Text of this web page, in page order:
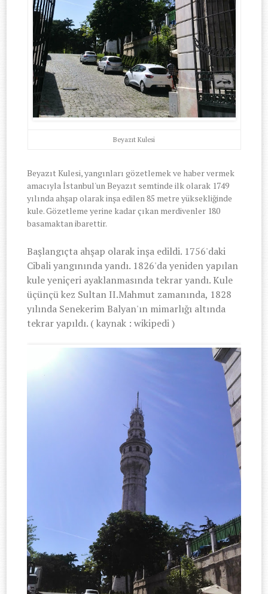
Beyazıt Kulesi
Beyazıt Kulesi, yangınları gözetlemek ve haber vermek
amacıyla İstanbul'un Beyazıt semtinde ilk olarak 1749
yılında ahşap olarak inşa edilen 85 metre yüksekliğinde
kule. Gözetleme yerine kadar çıkan merdivenler 180
basamaktan ibarettir.
Başlangıçta ahşap olarak inşa edildi. 1756'daki
Cibali yangınında yandı. 1826'da yeniden yapılan
kule yeniçeri ayaklanmasında tekrar yandı. Kule
üçünçü kez Sultan II.Mahmut zamanında, 1828
yılında Senekerim Balyan'ın mimarlığı altında
tekrar yapıldı. ( kaynak : wikipedi )